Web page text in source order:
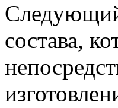
Следующий
состава,